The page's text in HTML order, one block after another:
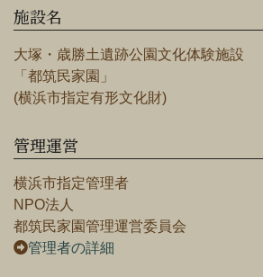
施設名
大塚・歳勝土遺跡公園文化体験施設
「都筑民家園」
(横浜市指定有形文化財)
管理運営
横浜市指定管理者
NPO法人
都筑民家園管理運営委員会
管理者の詳細